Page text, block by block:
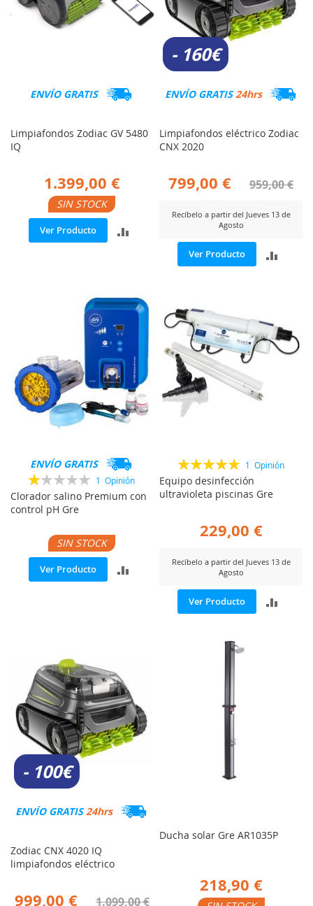
ENVÍO GRATIS
Limpiafondos Zodiac GV 5480
IQ
1.399,00 €
SIN STOCK
Ver Producto
- 160€
ENVÍO GRATIS24hrs
Limpiafondos eléctrico Zodiac
CNX 2020
799,00 € 959,00 €
Recíbelo a partir del Jueves 13 de
Agosto
Ver Producto
ENVÍO GRATIS
Valoración:
20%
1Opinión
Clorador salino Premium con
control pH Gre
SIN STOCK
Ver Producto
COMPARAR
Valoración:
100%
1 Opinión
Equipo desinfección
ultravioleta piscinas Gre
229,00 €
Recíbelo a partir del Jueves 13 de
Agosto
Ver Producto
- 100€
ENVÍO GRATIS24hrs
Zodiac CNX 4020 IQ
limpiafondos eléctrico
999,00 € 1.099,00 €
Ducha solar Gre AR1035P
218,90 €